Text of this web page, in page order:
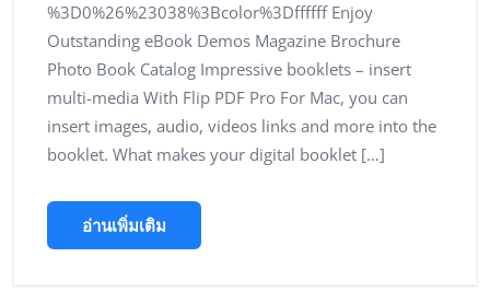
%3D0%26%23038%3Bcolor%3Dffffff Enjoy
Outstanding eBook Demos Magazine Brochure
Photo Book Catalog Impressive booklets – insert
multi-media With Flip PDF Pro For Mac, you can
insert images, audio, videos links and more into the
booklet. What makes your digital booklet […]
อ่านเพิ่มเติม